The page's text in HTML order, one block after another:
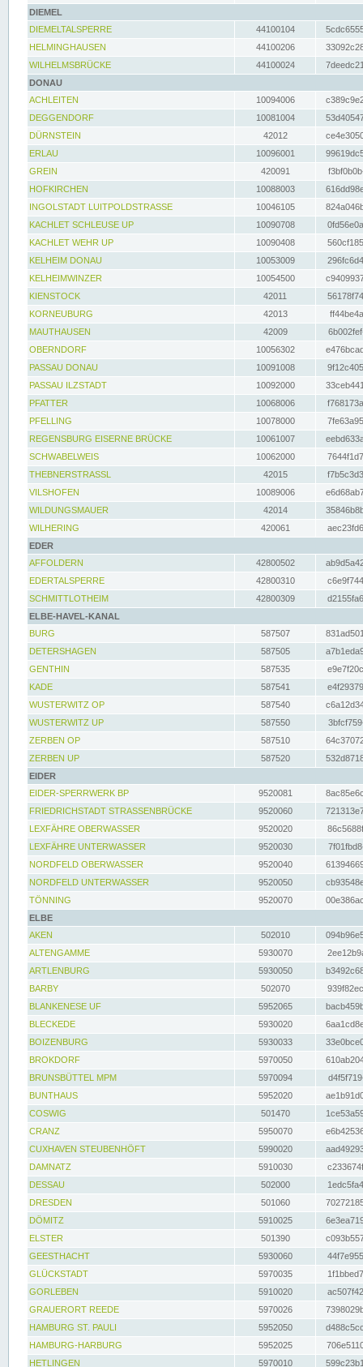
DIEMEL
DIEMELTALSPERRE
44100104
HELMINGHAUSEN
44100206
WILHELMSBRÜCKE
44100024
DONAU
ACHLEITEN
10094006
DEGGENDORF
10081004
DÜRNSTEIN
42012
ERLAU
10096001
GREIN
420091
HOFKIRCHEN
10088003
INGOLSTADT LUITPOLDSTRASSE
10046105
KACHLET SCHLEUSE UP
10090708
KACHLET WEHR UP
10090408
KELHEIM DONAU
10053009
KELHEIMWINZER
10054500
KIENSTOCK
42011
KORNEUBURG
42013
MAUTHAUSEN
42009
OBERNDORF
10056302
PASSAU DONAU
10091008
PASSAU ILZSTADT
10092000
PFATTER
10068006
PFELLING
10078000
REGENSBURG EISERNE BRÜCKE
10061007
SCHWABELWEIS
10062000
THEBNERSTRASSL
42015
VILSHOFEN
10089006
WILDUNGSMAUER
42014
WILHERING
420061
EDER
AFFOLDERN
42800502
EDERTALSPERRE
42800310
SCHMITTLOTHEIM
42800309
ELBE-HAVEL-KANAL
BURG
587507
DETERSHAGEN
587505
GENTHIN
587535
KADE
587541
WUSTERWITZ OP
587540
WUSTERWITZ UP
587550
ZERBEN OP
587510
ZERBEN UP
587520
EIDER
EIDER-SPERRWERK BP
9520081
FRIEDRICHSTADT STRASSENBRÜCKE
9520060
LEXFÄHRE OBERWASSER
9520020
LEXFÄHRE UNTERWASSER
9520030
NORDFELD OBERWASSER
9520040
NORDFELD UNTERWASSER
9520050
TÖNNING
9520070
ELBE
AKEN
502010
ALTENGAMME
5930070
ARTLENBURG
5930050
BARBY
502070
BLANKENESE UF
5952065
BLECKEDE
5930020
BOIZENBURG
5930033
BROKDORF
5970050
BRUNSBÜTTEL MPM
5970094
BUNTHAUS
5952020
COSWIG
501470
CRANZ
5950070
CUXHAVEN STEUBENHÖFT
5990020
DAMNATZ
5910030
DESSAU
502000
DRESDEN
501060
DÖMITZ
5910025
ELSTER
501390
GEESTHACHT
5930060
GLÜCKSTADT
5970035
GORLEBEN
5910020
GRAUERORT REEDE
5970026
HAMBURG ST. PAULI
5952050
HAMBURG-HARBURG
5952025
HETLINGEN
5970010